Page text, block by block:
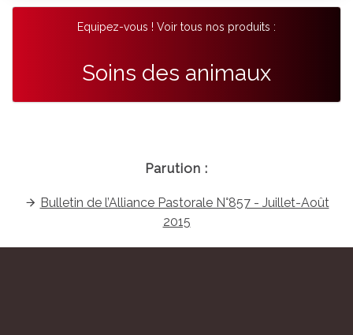
Equipez-vous ! Voir tous nos produits :
Soins des animaux
Parution :
Bulletin de l’Alliance Pastorale N°857 - Juillet-Août
2015